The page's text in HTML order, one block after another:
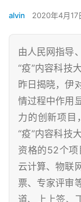
alvin 2020年4月17
由人民网指导
“疫”内容科技
昨日揭晓，伊
情过程中作用
力的创新项目
“疫”内容科技
资格的52个项
云计算、物联
票、专家评审
道、上上签、